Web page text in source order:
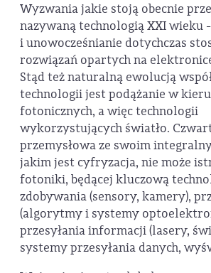
Wyzwania jakie stoją obecnie
nazywaną technologią XXI wieku
i unowocześnianie dotychczas
rozwiązań opartych na
Stąd też naturalną ewolucją
technologii jest podążanie w
fotonicznych, a więc technologii
wykorzystujących światło.
przemysłowa ze swoim
jakim jest cyfryzacja, nie może
fotoniki, będącej kluczową
zdobywania (sensory, kamery),
(algorytmy i systemy
przesyłania informacji (lasery,
systemy przesyłania danych,